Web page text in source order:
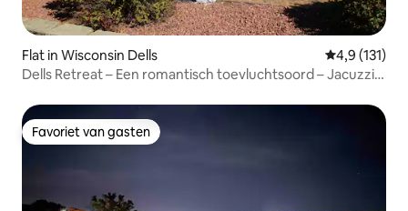
Flat in Wisconsin Dells Gemiddelde
4,9 (131)
Dells Retreat – Een romantisch toevluchtsoord – Jacuzzi,
Favoriet van gasten
Favoriet van gasten